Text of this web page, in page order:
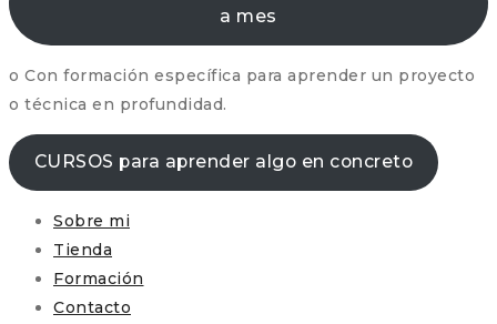
a mes
o Con formación específica para aprender un proyecto
o técnica en profundidad.
CURSOS para aprender algo en concreto
Sobre mi
Tienda
Formación
Contacto